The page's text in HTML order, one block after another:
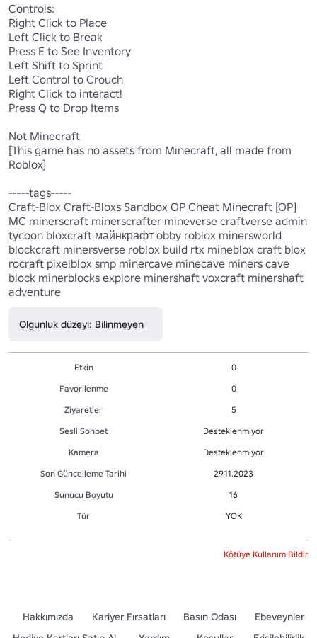
Controls:
Right Click to Place
Left Click to Break
Press E to See Inventory
Left Shift to Sprint
Left Control to Crouch
Right Click to interact!
Press Q to Drop Items
Not Minecraft
[This game has no assets from Minecraft, all made from
Roblox]
-----tags-----
Craft-Blox Craft-Bloxs Sandbox OP Cheat Minecraft [OP]
MC minerscraft minerscrafter mineverse craftverse admin
tycoon bloxcraft майнкрафт obby roblox minersworld
blockcraft minersverse roblox build rtx mineblox craft blox
rocraft pixelblox smp minercave minecave miners cave
block minerblocks explore minershaft voxcraft minershaft
adventure
Olgunluk düzeyi: Bilinmeyen
Etkin
0
Favorilenme
0
Ziyaretler
5
Sesli Sohbet
Desteklenmiyor
Kamera
Desteklenmiyor
Son Güncelleme Tarihi
29.11.2023
Sunucu Boyutu
16
Tür
YOK
Kötüye Kullanım Bildir
Hakkımızda Kariyer Fırsatları Basın Odası
Ebeveynler